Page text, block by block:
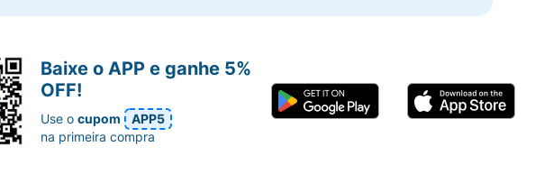
Baixe o APP e ganhe 5%
OFF!
Use ocupom
APP5
na primeira compra